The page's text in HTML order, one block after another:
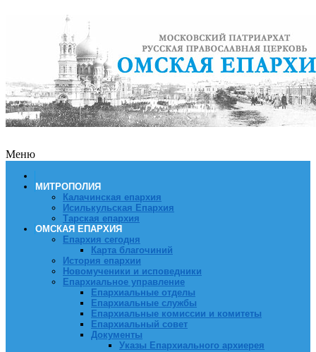
Меню
МИТРОПОЛИЯ
Калачинская епархия
Исилькульская Епархия
Тарская епархия
ОМСКАЯ ЕПАРХИЯ
Епархия сегодня
Карта благочиний
История епархии
Новомученики и исповедники
Епархиальное управление
Епархиальные отделы
Епархиальные службы
Епархиальные комиссии и комитеты
Епархиальный совет
Документы
Указы Епархиального архиерея